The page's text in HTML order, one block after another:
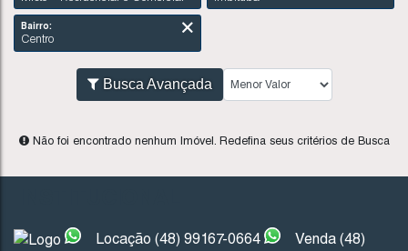
Tipo de Imóvel:
Misto » Residencial e Comercial
Cidade:
Bairro:
Busca Avançada
Não foi encontrado nenhum Imóvel. Redefina seus
Locação (48) 99167-0664
Venda (48)